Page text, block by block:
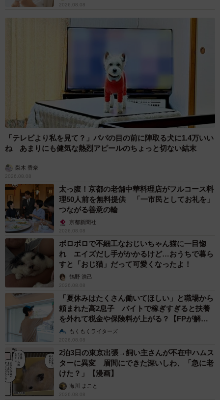
2026.08.08
「テレビより私を見て？」パパの目の前に陣取る犬に1.4万いい
ね あまりにも健気な熱烈アピールのちょっと切ない結末
梨木 香奈
2026.08.08
太っ腹！京都の老舗中華料理店がフルコース料
理50人前を無料提供 「一市民としてお礼を」
つながる善意の輪
京都新聞社
2026.08.08
ボロボロで不細工なおじいちゃん猫に一目惚
れ エイズだし手がかかるけど…おうちで暮ら
すと「おじ猫」だって可愛くなったよ！
鶴野 浩己
2026.08.08
「夏休みはたくさん働いてほしい」と職場から
頼まれた高2息子 バイトで稼ぎすぎると扶養
を外れて税金や保険料が上がる？【FPが解
説】もくもくライターズ
2026.08.08
2泊3日の東京出張→飼い主さんが不在中ハムス
ターに異変 眉間にできた深いしわ、「急に老
けた？」【漫画】
海川 まこと
2026.08.08